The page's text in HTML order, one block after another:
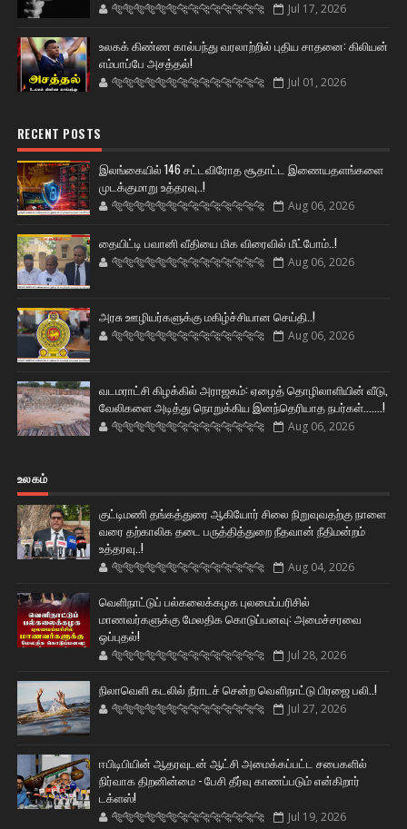
🐅🐅🐅🐅🐅🐅🐆🐆🐆🐆🐆🐆🐆🐆 Jul 17, 2026
உலகக் கிண்ண கால்பந்து வரலாற்றில் புதிய சாதனை: கிலியன்
எம்பாப்பே அசத்தல்!
🐅🐅🐅🐅🐅🐅🐆🐆🐆🐆🐆🐆🐆🐆 Jul 01, 2026
RECENT POSTS
இலங்கையில் 146 சட்டவிரோத சூதாட்ட இணையதளங்களை
முடக்குமாறு உத்தரவு..!
🐅🐅🐅🐅🐅🐅🐆🐆🐆🐆🐆🐆🐆🐆 Aug 06, 2026
தையிட்டி பவானி வீதியை மிக விரைவில் மீட்போம்..!
🐅🐅🐅🐅🐅🐅🐆🐆🐆🐆🐆🐆🐆🐆 Aug 06, 2026
அரசு ஊழியர்களுக்கு மகிழ்ச்சியான செய்தி..!
🐅🐅🐅🐅🐅🐅🐆🐆🐆🐆🐆🐆🐆🐆 Aug 06, 2026
வடமராட்சி கிழக்கில் அராஜகம்: ஏழைத் தொழிலாளியின் வீடு,
வேலிகளை அடித்து நொறுக்கிய இனந்தெரியாத நபர்கள்.......!
🐅🐅🐅🐅🐅🐅🐆🐆🐆🐆🐆🐆🐆🐆 Aug 06, 2026
உலகம்
குட்டிமணி தங்கத்துரை ஆகியோர் சிலை நிறுவுவதற்கு நாளை
வரை தற்காலிக தடை பருத்தித்துறை நீதவான் நீதிமன்றம்
உத்தரவு..!
🐅🐅🐅🐅🐅🐅🐆🐆🐆🐆🐆🐆🐆🐆 Aug 04, 2026
வெளிநாட்டுப் பல்கலைக்கழக புலமைப்பரிசில்
மாணவர்களுக்கு மேலதிக கொடுப்பனவு: அமைச்சரவை
ஒப்புதல்!
🐅🐅🐅🐅🐅🐅🐆🐆🐆🐆🐆🐆🐆🐆 Jul 28, 2026
நிலாவெளி கடலில் நீராடச் சென்ற வௌிநாட்டு பிரஜை பலி..!
🐅🐅🐅🐅🐅🐅🐆🐆🐆🐆🐆🐆🐆🐆 Jul 27, 2026
ஈபிடிபியின் ஆதரவுடன் ஆட்சி அமைக்கப்பட்ட சபைகளில்
நிர்வாக திறனின்மை - பேசி தீர்வு காணப்படும் என்கிறார்
டக்ளஸ்!
🐅🐅🐅🐅🐅🐅🐆🐆🐆🐆🐆🐆🐆🐆 Jul 19, 2026